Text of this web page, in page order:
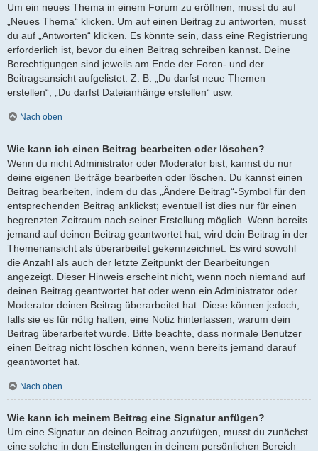
Um ein neues Thema in einem Forum zu eröffnen, musst du auf
„Neues Thema“ klicken. Um auf einen Beitrag zu antworten, musst
du auf „Antworten“ klicken. Es könnte sein, dass eine Registrierung
erforderlich ist, bevor du einen Beitrag schreiben kannst. Deine
Berechtigungen sind jeweils am Ende der Foren- und der
Beitragsansicht aufgelistet. Z. B. „Du darfst neue Themen
erstellen“, „Du darfst Dateianhänge erstellen“ usw.
Nach oben
Wie kann ich einen Beitrag bearbeiten oder löschen?
Wenn du nicht Administrator oder Moderator bist, kannst du nur
deine eigenen Beiträge bearbeiten oder löschen. Du kannst einen
Beitrag bearbeiten, indem du das „Ändere Beitrag“-Symbol für den
entsprechenden Beitrag anklickst; eventuell ist dies nur für einen
begrenzten Zeitraum nach seiner Erstellung möglich. Wenn bereits
jemand auf deinen Beitrag geantwortet hat, wird dein Beitrag in der
Themenansicht als überarbeitet gekennzeichnet. Es wird sowohl
die Anzahl als auch der letzte Zeitpunkt der Bearbeitungen
angezeigt. Dieser Hinweis erscheint nicht, wenn noch niemand auf
deinen Beitrag geantwortet hat oder wenn ein Administrator oder
Moderator deinen Beitrag überarbeitet hat. Diese können jedoch,
falls sie es für nötig halten, eine Notiz hinterlassen, warum dein
Beitrag überarbeitet wurde. Bitte beachte, dass normale Benutzer
einen Beitrag nicht löschen können, wenn bereits jemand darauf
geantwortet hat.
Nach oben
Wie kann ich meinem Beitrag eine Signatur anfügen?
Um eine Signatur an deinen Beitrag anzufügen, musst du zunächst
eine solche in den Einstellungen in deinem persönlichen Bereich